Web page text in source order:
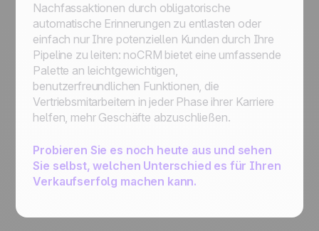
Nachfassaktionen durch obligatorische
automatische Erinnerungen zu entlasten oder
einfach nur Ihre potenziellen Kunden durch Ihre
Pipeline zu leiten: noCRM bietet eine umfassende
Palette an leichtgewichtigen,
benutzerfreundlichen Funktionen, die
Vertriebsmitarbeitern in jeder Phase ihrer Karriere
helfen, mehr Geschäfte abzuschließen.
Probieren Sie es noch heute aus und sehen
Sie selbst, welchen Unterschied es für Ihren
Verkaufserfolg machen kann.